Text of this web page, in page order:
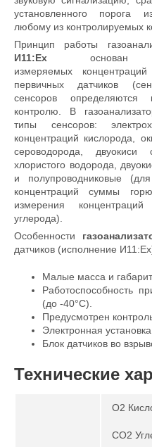
установленного порога
любому из контролируемых
Принцип работы
И11:Ex
измеряемых
первичных датчиков
сенсоров определяются
контролю. В
типы сенсоров:
концентраций кислорода,
сероводорода, двуокиси
хлористого водорода,
и полупроводниковые
концентраций суммы
измерения
углерода).
Особенности
датчиков (исполнение
Малые масса и
Работоспособность
(до -40°С).
Предусмотрен
Электронная
Блок датчиков во
Технические
O2
CO2